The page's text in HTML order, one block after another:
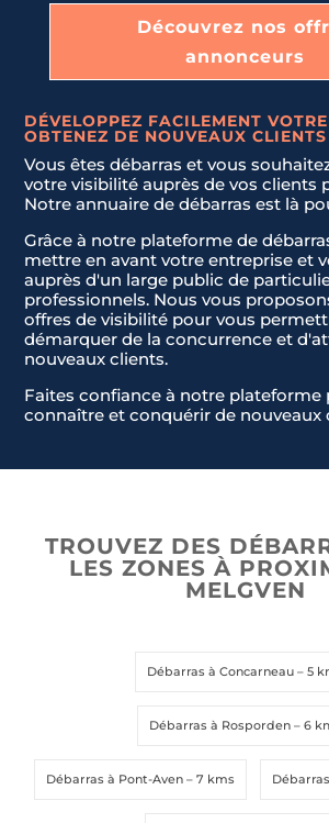
Découvrez nos
annonceurs
DÉVELOPPEZ FACILEMENT
OBTENEZ DE NOUVEAUX CLIENTS
Vous êtes débarras et vous
votre visibilité auprès de vos clients
Notre annuaire de débarras est là
Grâce à notre plateforme de
mettre en avant votre entreprise et
auprès d'un large public de
professionnels. Nous vous
offres de visibilité pour vous
démarquer de la concurrence et
nouveaux clients.
Faites confiance à notre plateforme
connaître et conquérir de nouveaux
TROUVEZ DES
LES ZONES À
MELGVEN
Débarras à Concarneau – 5
Débarras à Rosporden – 6
Débarras à Pont-Aven– 7 kms